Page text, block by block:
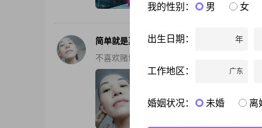
还有2张私照 更多照片资料
简单就是真
不喜欢赌博的人，当然，我也不会去赌博，
50岁 | 157cm | 离异 | 广西钦州 |
38-52岁 | 3000元以上
我的性别： 男 女
出生日期： 年
工作地区： 广东
婚姻状况： 未婚 离